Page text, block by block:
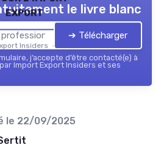
export
Insiders — 2026
le livre blanc
➔ Télécharger
j’accepte d’être contacté(e) à
Import Export Insiders et ses
le 22/09/2025